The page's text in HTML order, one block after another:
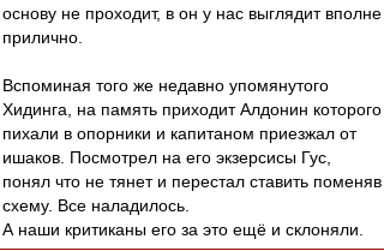
основу не проходит, в он у нас выглядит вполне
прилично.
Вспоминая того же недавно упомянутого
Хидинга, на память приходит Алдонин которого
пихали в опорники и капитаном приезжал от
ишаков. Посмотрел на его экзерсисы Гус,
понял что не тянет и перестал ставить поменяв
схему. Все наладилось.
А наши критиканы его за это ещё и склоняли.